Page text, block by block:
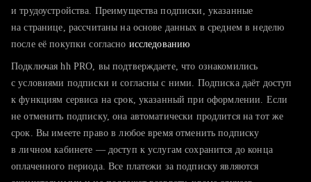
тратите много времени на поиск и вручную поднимаете
хотите сравнить себя с конкурентами и оценить шансы
и трудоустройства. Преимущества подписки, указанные
на странице, рассчитаны на основе данных в среднем в неделю
после её покупки согласно исследованию
Подключая hh PRO, вы подтверждаете, что ознакомились
с условиями подписки и согласны с ними. Подписка даёт доступ
к функциям сервиса на срок, указанный при оформлении. Если
не отменить подписку, она автоматически продлится на тот же
срок. Вы имеете право в любое время отменить подписку
в личном кабинете — доступ к услугам сохранится до конца
оплаченного периода. Все платежи за подписку являются